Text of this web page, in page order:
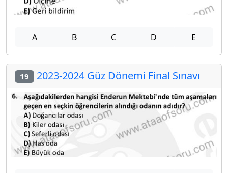
A B C D E
19 2023-2024 Güz Dönemi Final Sınavı